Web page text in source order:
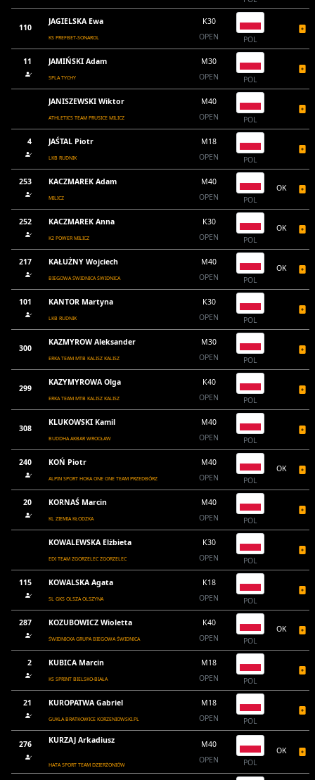
110
JAGIELSKA Ewa
KS PREFBET-SONAROL
K30
OPEN
POL
11 JAMIŃSKI Adam
SPLA TYCHY
M30
OPEN
POL
JANISZEWSKI Wiktor
ATHLETICS TEAM PRUSICE MILICZ
M40
OPEN
POL
4 JAŚTAL Piotr
LKB RUDNIK
M18
OPEN
POL
253 KACZMAREK Adam
MILICZ
M40
OPEN
POL
OK
252 KACZMAREK Anna
K2 POWER MILICZ
K30
OPEN
POL
OK
217 KAŁUŻNY Wojciech
BIEGOWA ŚWIDNICA ŚWIDNICA
M40
OPEN
POL
OK
101 KANTOR Martyna
LKB RUDNIK
K30
OPEN
POL
300
KAZMYROW Aleksander
ERKA TEAM MTB KALISZ KALISZ
M30
OPEN
POL
299
KAZYMYROWA Olga
ERKA TEAM MTB KALISZ KALISZ
K40
OPEN
POL
308
KLUKOWSKI Kamil
BUDDHA AKBAR WROCŁAW
M40
OPEN
POL
240 KOŃ Piotr
ALPIN SPORT HOKA ONE ONE TEAM PRZEDBÓRZ
M40
OPEN
POL
OK
20 KORNAŚ Marcin
KL ZIEMIA KŁODZKA
M40
OPEN
POL
KOWALEWSKA Elżbieta
EDI TEAM ZGORZELEC ZGORZELEC
K30
OPEN
POL
115 KOWALSKA Agata
SL GKS OLSZA OLSZYNA
K18
OPEN
POL
287 KOZUBOWICZ Wioletta
ŚWIDNICKA GRUPA BIEGOWA ŚWIDNICA
K40
OPEN
POL
OK
2 KUBICA Marcin
KS SPRINT BIELSKO-BIAŁA
M18
OPEN
POL
21 KUROPATWA Gabriel
GUKLA BRATKOWICE KORZENIOWSKI.PL
M18
OPEN
POL
276 KURZAJ Arkadiusz
HATA SPORT TEAM DZIERŻONIÓW
M40
OPEN
POL
OK